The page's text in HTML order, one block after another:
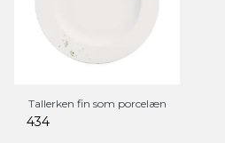
Tallerken fin som porcelæn
434